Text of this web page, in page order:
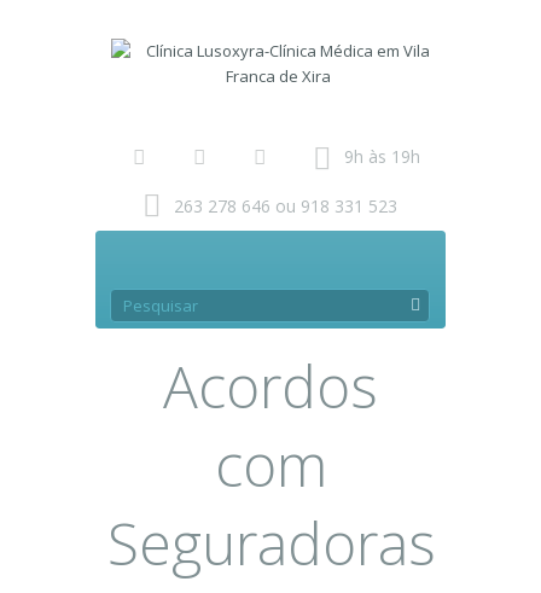
9h às 19h
263 278 646 ou 918 331 523
Acordos
com
Seguradoras